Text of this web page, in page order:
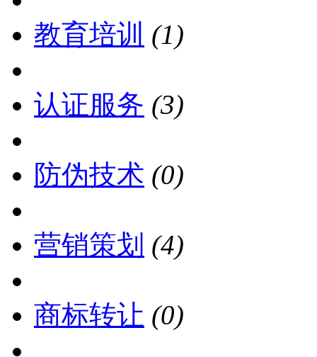
教育培训 (1)
认证服务 (3)
防伪技术 (0)
营销策划 (4)
商标转让 (0)